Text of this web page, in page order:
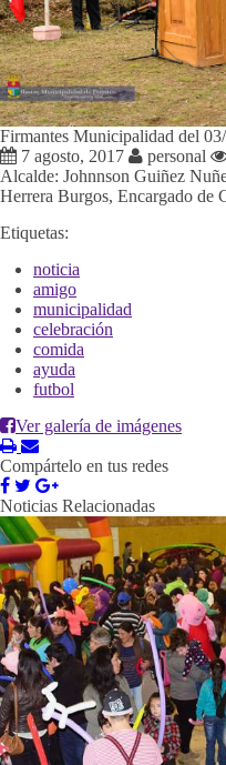
Firmantes Municipalidad del
7 agosto, 2017
personal
Alcalde: Johnnson Guiñez
Herrera Burgos, Encargado de
Etiquetas:
noticia
amigo
municipalidad
celebración
comida
ayuda
futbol
Ver galería de imágenes
Compártelo en tus redes
Noticias Relacionadas